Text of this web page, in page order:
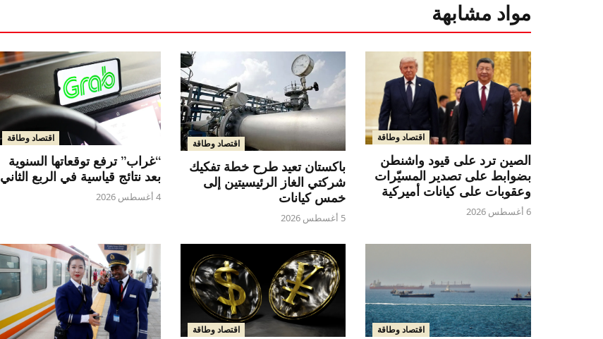
مواد مشابهة
اقتصاد وطاقة
الصين ترد على قيود واشنطن
بضوابط على تصدير المسيّرات
وعقوبات على كيانات أميركية
6 أغسطس 2026
اقتصاد وطاقة
باكستان تعيد طرح خطة تفكيك
شركتي الغاز الرئيسيتين إلى
خمس كيانات
5 أغسطس 2026
اقتصاد وطاقة
“غراب” ترفع توقعاتها السنوية
بعد نتائج قياسية في الربع الثاني
4 أغسطس 2026
اقتصاد وطاقة اقتصاد وطاقة